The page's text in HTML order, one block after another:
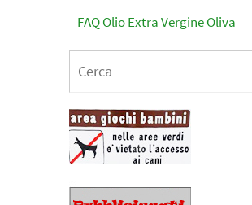
FAQ Olio Extra Vergine Oliva